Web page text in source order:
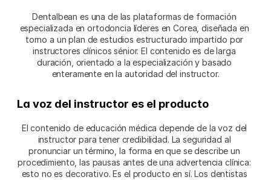
Dentalbean es una de las plataformas de formación
especializada en ortodoncia líderes en Corea, diseñada en
torno a un plan de estudios estructurado impartido por
instructores clínicos sénior. El contenido es de larga
duración, orientado a la especialización y basado
enteramente en la autoridad del instructor.
La voz del instructor es el producto
El contenido de educación médica depende de la voz del
instructor para tener credibilidad. La seguridad al
pronunciar un término, la forma en que se describe un
procedimiento, las pausas antes de una advertencia clínica:
esto no es decorativo. Es el producto en sí. Los dentistas